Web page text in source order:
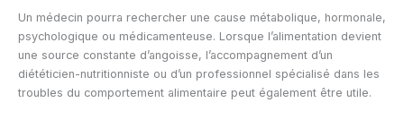
Un médecin pourra rechercher une cause métabolique, hormonale,
psychologique ou médicamenteuse. Lorsque l’alimentation devient
une source constante d’angoisse, l’accompagnement d’un
diététicien-nutritionniste ou d’un professionnel spécialisé dans les
troubles du comportement alimentaire peut également être utile.